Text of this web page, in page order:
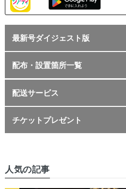
最新号ダイジェスト版
配布・設置箇所一覧
配送サービス
チケットプレゼント
人気の記事